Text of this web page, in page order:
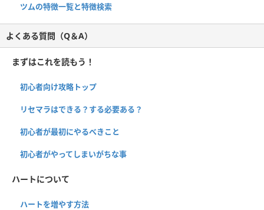
ツムの特徴一覧と特徴検索
よくある質問（Q＆A）
まずはこれを読もう！
初心者向け攻略トップ
リセマラはできる？する必要ある？
初心者が最初にやるべきこと
初心者がやってしまいがちな事
ハートについて
ハートを増やす方法